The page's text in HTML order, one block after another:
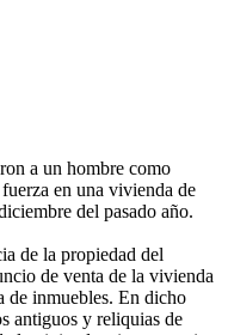
a un hombre como
en una vivienda de
del pasado año.
de la propiedad del
de venta de la vivienda
de inmuebles. En dicho
antiguos y reliquias de